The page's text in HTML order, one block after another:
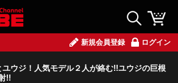
新規会員登録 ログイン
ユウジ！人気モデル２人が絡む!!ユウジの巨根
!!